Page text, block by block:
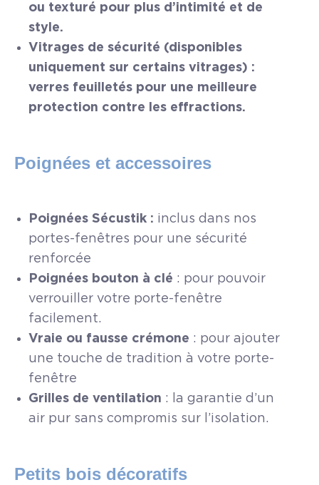
ou texturé pour plus d’intimité et de
style.
Vitrages de sécurité (disponibles
uniquement sur certains vitrages) :
verres feuilletés pour une meilleure
protection contre les effractions.
Poignées et accessoires
Poignées Sécustik : inclus dans nos
portes-fenêtres pour une sécurité
renforcée
Poignées bouton à clé : pour pouvoir
verrouiller votre porte-fenêtre
facilement.
Vraie ou fausse crémone : pour ajouter
une touche de tradition à votre porte-
fenêtre
Grilles de ventilation : la garantie d’un
air pur sans compromis sur l’isolation.
Petits bois décoratifs